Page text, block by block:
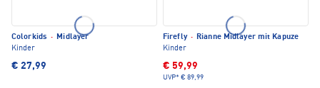
Colorkids · Midlayer
Kinder
€ 27,99
Firefly · Rianne Midlayer mit Kapuze
Kinder
€ 59,99
UVP* € 89,99